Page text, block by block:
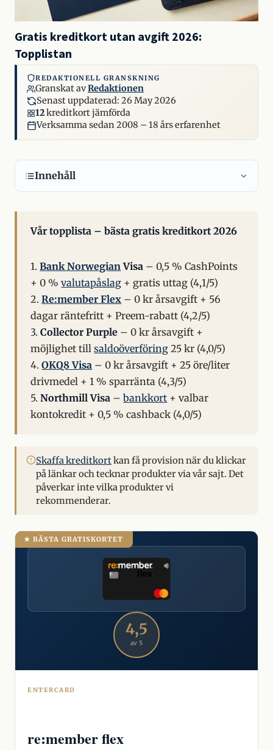
Gratis kreditkort utan avgift 2026:
Topplistan
REDAKTIONELL GRANSKNING
Granskat avRedaktionen
Senast uppdaterad: 26 May 2026
12kreditkort jämförda
Verksamma sedan 2008 – 18 års erfarenhet
Innehåll
Vår topplista – bästa gratis kreditkort 2026
1.Bank NorwegianVisa – 0,5 % CashPoints
+ 0 %valutapåslag + gratis uttag (4,1/5)
2.Re:member Flex – 0 kr årsavgift + 56
dagar räntefritt + Preem-rabatt (4,2/5)
3.Collector Purple – 0 kr årsavgift +
möjlighet tillsaldoöverföring 25 kr (4,0/5)
4.OKQ8 Visa – 0 kr årsavgift + 25 öre/liter
drivmedel + 1 % sparränta (4,3/5)
5.Northmill Visa –bankkort + valbar
kontokredit + 0,5 % cashback (4,0/5)
Skaffa kreditkortkan få provision när du klickar
på länkar och tecknar produkter via vår sajt. Det
påverkar inte vilka produkter vi
rekommenderar.
★ BÄSTA GRATISKORTET
4,5
av 5
ENTERCARD
re:member flex